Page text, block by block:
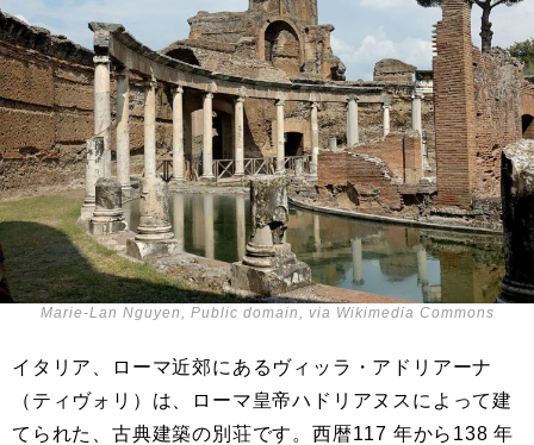
Marie-Lan Nguyen, Public domain, via Wikimedia Commons
イタリア、ローマ近郊にあるヴィッラ・アドリアーナ
（ティヴォリ）は、ローマ皇帝ハドリアヌスによって建
てられた、古典建築の別荘です。西暦117 年から138 年